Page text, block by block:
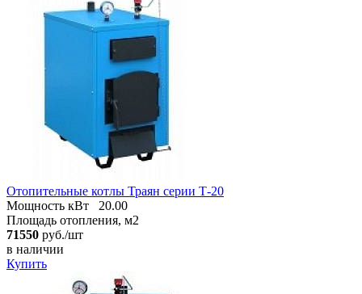
Отопительные котлы Траян серии Т-20
Мощность кВт
20.00
Площадь отопления, м2
71550 руб./шт
в наличии
Купить